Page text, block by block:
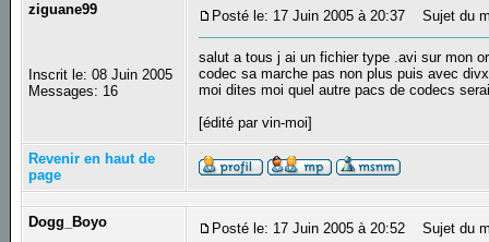
ziguane99
Inscrit le: 08 Juin 2005
Messages: 16
Posté le: 17 Juin 2005 à 20:37 Sujet du
salut a tous j ai un fichier type .avi sur mon
codec sa marche pas non plus puis avec
moi dites moi quel autre pacs de codecs
[édité par vin-moi]
Revenir en haut de
page
Dogg_Boyo Posté le: 17 Juin 2005 à 20:52 Sujet du